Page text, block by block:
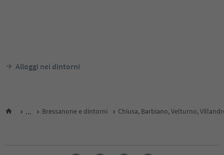
Alloggi nei dintorni
... Bressanone e dintorni Chiusa, Barbiano, Velturno,